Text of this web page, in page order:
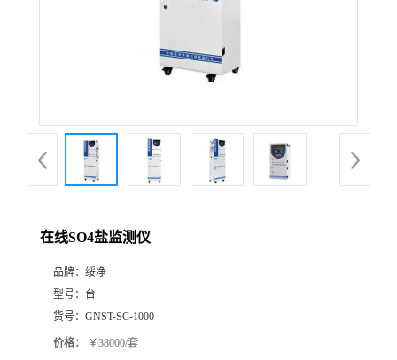
在线SO4盐监测仪
品牌： 绥净
型号： 台
货号： GNST-SC-1000
价格： ￥38000/套